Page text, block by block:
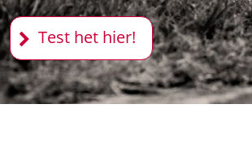
Test het hier!